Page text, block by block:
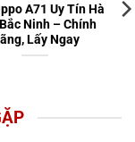
A71 Uy Tín Hà
Ninh – Chính
Lấy Ngay